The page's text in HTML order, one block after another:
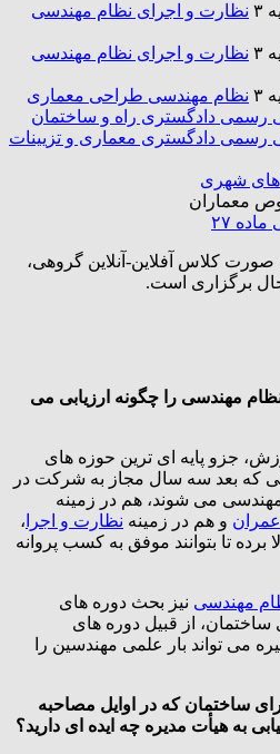
۳
نظارت و اجرای نظام مهندسی
۳
نظارت و اجرای نظام مهندسی
۳
نظام مهندسی طراحی معماری
رسمی دادگستری راه و ساختمان
رسمی دادگستری معماری و تزیینات
شهری
معماران
۲۷
کلاس آفلاین-آنلاین گروهی،
برگزاری است.
مهندسی را چگونه ارزیابی می
جزو پایه ای ترین حوزه های
که بعد سه سال مجاز به شرکت در
می شوند، هم در زمینه
و هم در زمینه نظارت و اجرا ،
تا بتوانند موفق به کسب پروانه
مهندسی نیز بحث دوره های
ساختمان، از قبیل دوره های
می تواند بار علمی مهندسین را
ساختمان که در اوایل مصاحبه
به هیأت مدیره چه ایده ای دارید؟